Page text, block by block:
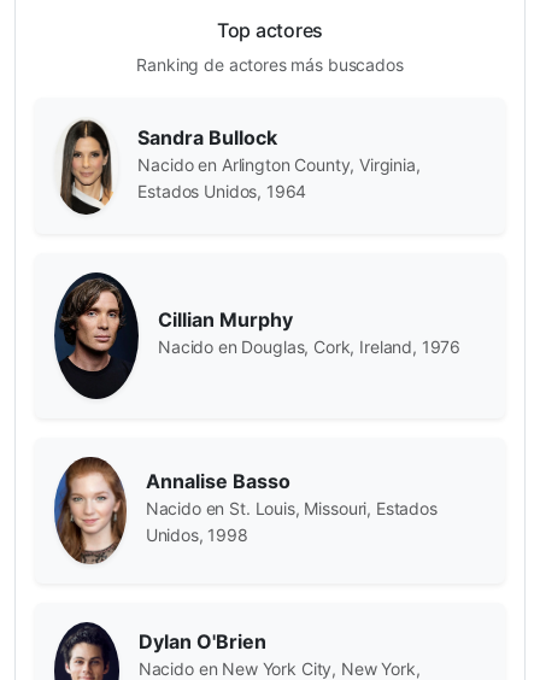
Top actores
Ranking de actores más buscados
Sandra Bullock
Nacido en Arlington County, Virginia,
Estados Unidos, 1964
Cillian Murphy
Nacido en Douglas, Cork, Ireland, 1976
Annalise Basso
Nacido en St. Louis, Missouri, Estados
Unidos, 1998
Dylan O'Brien
Nacido en New York City, New York,